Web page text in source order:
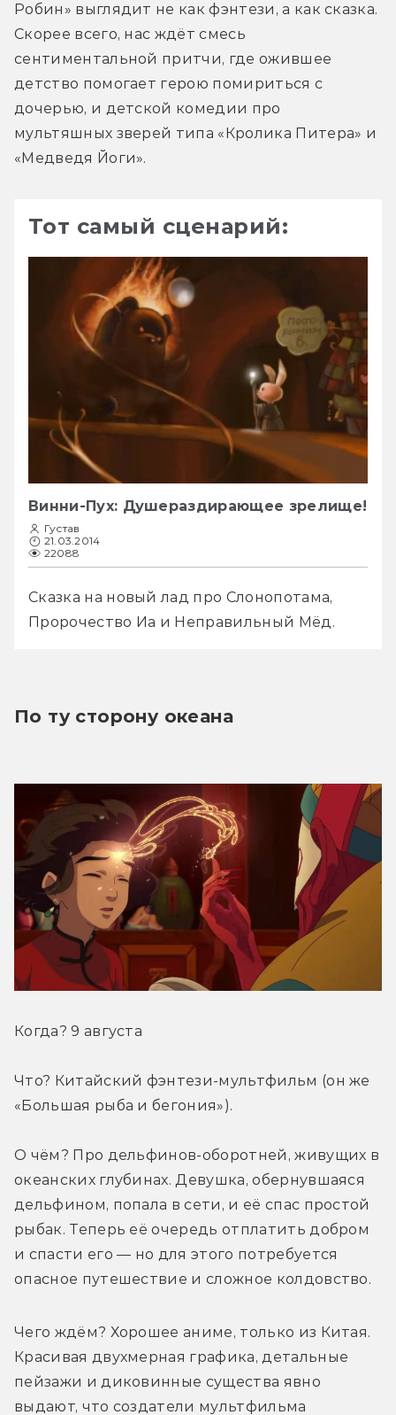
Робин» выглядит не как фэнтези, а как сказка.
Скорее всего, нас ждёт смесь
сентиментальной притчи, где ожившее
детство помогает герою помириться с
дочерью, и детской комедии про
мультяшных зверей типа «Кролика Питера» и
«Медведя Йоги».
Тот самый сценарий:
Винни-Пух: Душераздирающее зрелище!
Густав
21.03.2014
22088
Сказка на новый лад про Слонопотама,
Пророчество Иа и Неправильный Мёд.
По ту сторону океана
Когда? 9 августа
Что? Китайский фэнтези-мультфильм (он же
«Большая рыба и бегония»).
О чём? Про дельфинов-оборотней, живущих в
океанских глубинах. Девушка, обернувшаяся
дельфином, попала в сети, и её спас простой
рыбак. Теперь её очередь отплатить добром
и спасти его — но для этого потребуется
опасное путешествие и сложное колдовство.
Чего ждём? Хорошее аниме, только из Китая.
Красивая двухмерная графика, детальные
пейзажи и диковинные существа явно
выдают, что создатели мультфильма